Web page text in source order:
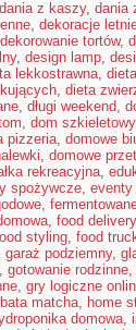
dania z kaszy, dania
, dekoracje
dekorowanie tortów,
, design lamp,
lekkostrawna,
, dieta
, długi weekend,
, dom szkieletowy
pizzeria, domowe
, domowe
rekreacyjna,
spożywcze, eventy
,
, food
styling, food
garaż podziemny,
, gotowanie rodzinne,
, gry logiczne
matcha, home
domowa,